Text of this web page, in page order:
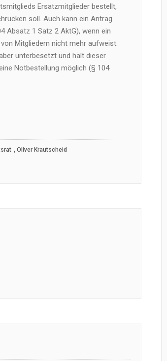
Ersatzmitglieder bestellt,
soll. Auch kann ein Antrag
Absatz 1 Satz 2 AktG), wenn ein
Mitgliedern nicht mehr aufweist.
unterbesetzt und hält dieser
Notbestellung möglich (§ 104
, Oliver Krautscheid